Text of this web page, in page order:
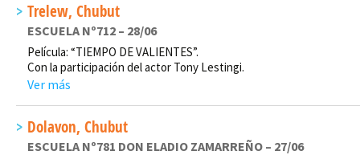
Trelew, Chubut
ESCUELA Nº712 – 28/06
Película: “TIEMPO DE VALIENTES”.
Con la participación del actor Tony Lestingi.
Ver más
Dolavon, Chubut
ESCUELA Nº781 DON ELADIO ZAMARREÑO – 27/06